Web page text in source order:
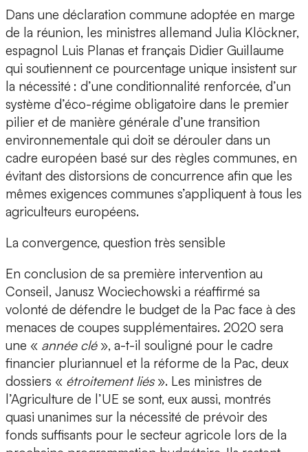
Dans une déclaration commune adoptée en marge
de la réunion, les ministres allemand Julia Klöckner,
espagnol Luis Planas et français Didier Guillaume
qui soutiennent ce pourcentage unique insistent sur
la nécessité : d’une conditionnalité renforcée, d’un
système d’éco-régime obligatoire dans le premier
pilier et de manière générale d’une transition
environnementale qui doit se dérouler dans un
cadre européen basé sur des règles communes, en
évitant des distorsions de concurrence afin que les
mêmes exigences communes s’appliquent à tous les
agriculteurs européens.
La convergence, question très sensible
En conclusion de sa première intervention au
Conseil, Janusz Wociechowski a réaffirmé sa
volonté de défendre le budget de la Pac face à des
menaces de coupes supplémentaires. 2020 sera
une « année clé», a-t-il souligné pour le cadre
financier pluriannuel et la réforme de la Pac, deux
dossiers « étroitement liés ». Les ministres de
l’Agriculture de l’UE se sont, eux aussi, montrés
quasi unanimes sur la nécessité de prévoir des
fonds suffisants pour le secteur agricole lors de la